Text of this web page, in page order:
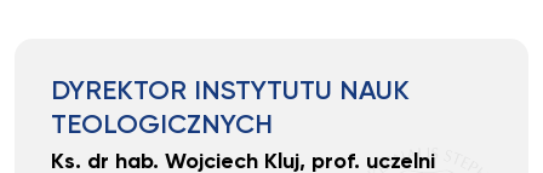
DYREKTOR INSTYTUTU NAUK
TEOLOGICZNYCH
Ks. dr hab. Wojciech Kluj, prof. uczelni